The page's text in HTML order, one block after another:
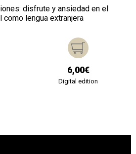
disfrute y ansiedad en el
lengua extranjera
6,00€
Digital edition